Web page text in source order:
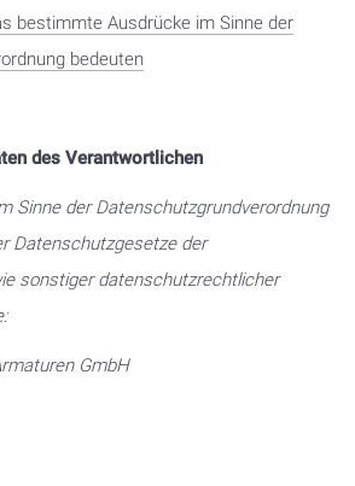
bestimmte Ausdrücke im Sinne der
bedeuten
des Verantwortlichen
Sinne der Datenschutzgrundverordnung
Datenschutzgesetze der
sonstiger datenschutzrechtlicher
GmbH